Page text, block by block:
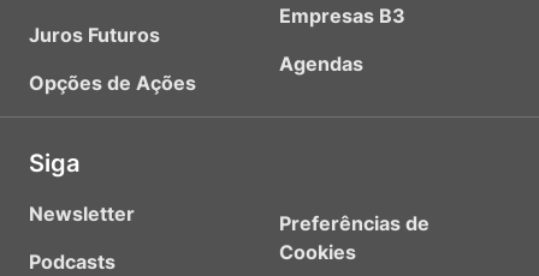
Juros Futuros
Opções de Ações
Empresas B3
Agendas
Siga
Newsletter
Podcasts
Preferências de
Cookies